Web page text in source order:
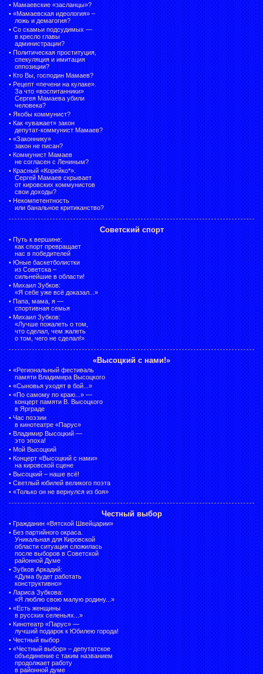
• Мамаевские «засланцы»?
• «Мамаевская идеология» –
ложь и демагогия?
• Со скамьи подсудимых —
в кресло главы
администрации?
• Политическая проституция,
спекуляция и имитация
оппозиции?
• Кто Вы, господин Мамаев?
• Рецепт «печени на кулаке».
За что «воспитанники»
Сергея Мамаева убили
человека?
• Якобы коммунист?
• Как «уважает» закон
депутат-коммунист Мамаев?
• «Законнику»
закон не писан?
• Коммунист Мамаев
не согласен с Лениным?
• Красный «Корейко*».
Сергей Мамаев скрывает
от кировских коммунистов
свои доходы?
• Некомпетентность
или банальное критиканство?
Советский спорт
• Путь к вершине:
как спорт превращает
нас в победителей
• Юные баскетболистки
из Советска –
сильнейшие в области!
• Михаил Зубков:
«Я себе уже всё доказал...»
• Папа, мама, я —
спортивная семья
• Михаил Зубков:
«Лучше пожалеть о том,
что сделал, чем жалеть
о том, чего не сделал!»
«Высоцкий с нами!»
• «Региональный фестиваль
памяти Владимира Высоцкого
• «Сыновья уходят в бой...»
• «По самому по краю...» —
концерт памяти В. Высоцкого
в Ярграде
• Час поэзии
в кинотеатре «Парус»
• Владимир Высоцкий —
это эпоха!
• Мой Высоцкий
• Концерт «Высоцкий с нами»
на кировской сцене
• Высоцкий – наше всё!
• Светлый юбилей великого поэта
• «Только он не вернулся из боя»
Честный выбор
• Гражданин «Вятской Швейцарии»
• Без партийного окраса.
Уникальная для Кировской
области ситуация сложилась
после выборов в Советской
районной Думе
• Зубков Аркадий:
«Дума будет работать
конструктивно»
• Лариса Зубкова:
«Я люблю свою малую родину...»
• «Есть женщины
в русских селеньях...»
• Кинотеатр «Парус» —
лучший подарок к Юбилею города!
• Честный выбор
• «Честный выбор» – депутатское
объединение с таким названием
продолжает работу
в районной думе